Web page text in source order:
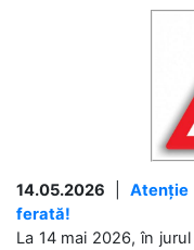
14.05.2026
ferată!
La 14 mai 2026, în